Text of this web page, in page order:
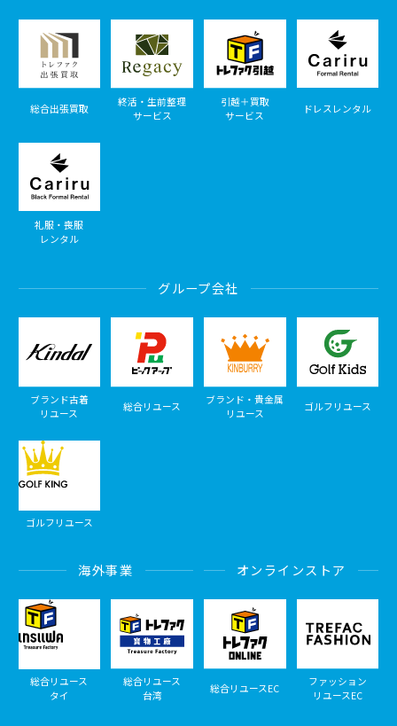
総合出張買取
終活・生前整理
サービス
引越＋買取
サービス
ドレスレンタル
礼服・喪服
レンタル
グループ会社
ブランド古着
リユース
総合リユース
ブランド・貴金属
リユース
ゴルフリユース
ゴルフリユース
海外事業
総合リユース
タイ
総合リユース
台湾
オンラインストア
総合リユースEC
ファッション
リユースEC